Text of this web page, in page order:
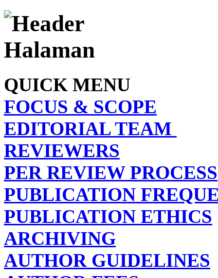
QUICK MENU
FOCUS & SCOPE
EDITORIAL TEAM
REVIEWERS
PER REVIEW PROCESS
PUBLICATION
PUBLICATION ETHICS
ARCHIVING
AUTHOR GUIDELINES